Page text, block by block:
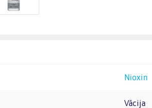
Nioxin
Vācija